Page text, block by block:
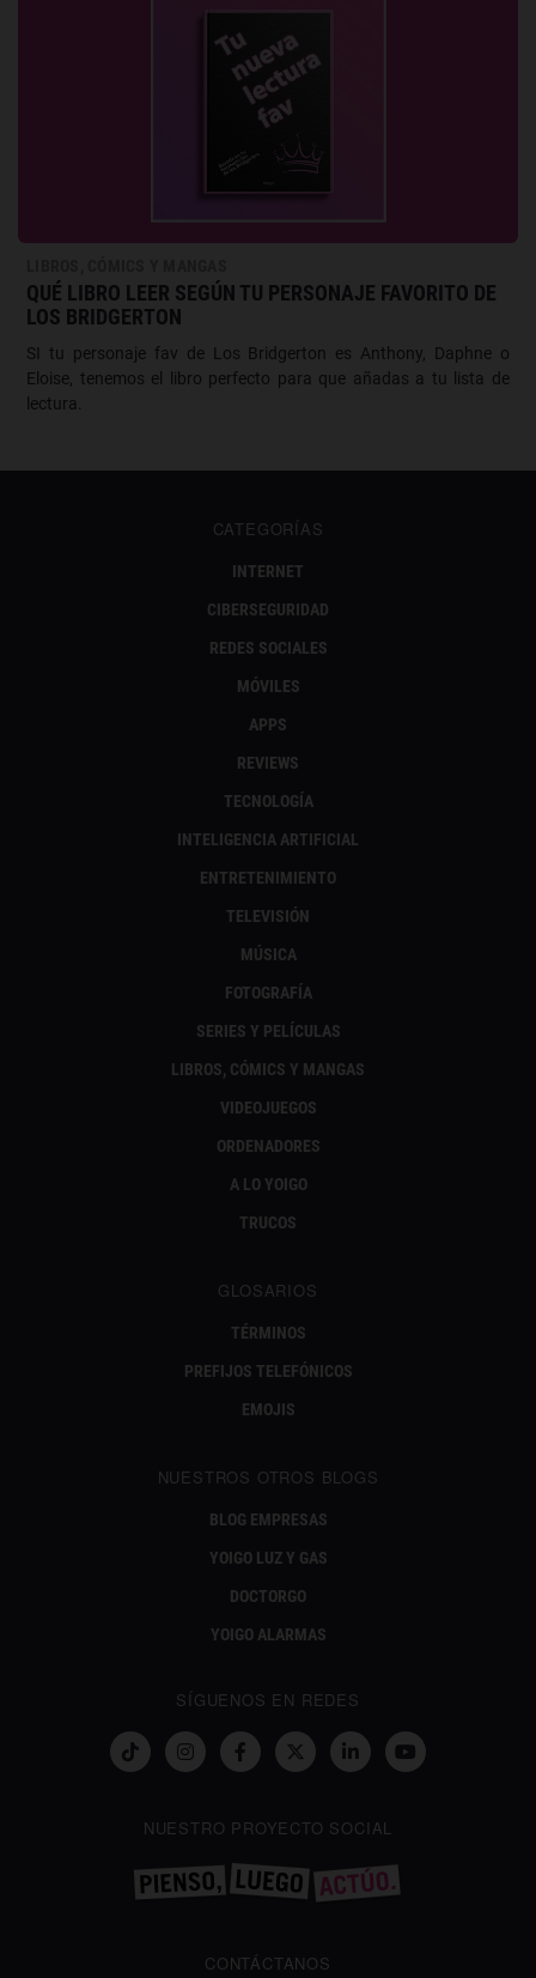
QUÉ LIBRO LEER SEGÚN TU PERSONAJE FAVORITO DE
LOS BRIDGERTON
SI tu personaje fav de Los Bridgerton es Anthony, Daphne o
Eloise, tenemos el libro perfecto para que añadas a tu lista de
lectura.
CATEGORÍAS
INTERNET
CIBERSEGURIDAD
REDES SOCIALES
MÓVILES
APPS
REVIEWS
TECNOLOGÍA
INTELIGENCIA ARTIFICIAL
ENTRETENIMIENTO
TELEVISIÓN
MÚSICA
FOTOGRAFÍA
SERIES Y PELÍCULAS
LIBROS, CÓMICS Y MANGAS
VIDEOJUEGOS
ORDENADORES
A LO YOIGO
TRUCOS
GLOSARIOS
TÉRMINOS
PREFIJOS TELEFÓNICOS
EMOJIS
NUESTROS OTROS BLOGS
BLOG EMPRESAS
YOIGO LUZ Y GAS
DOCTORGO
YOIGO ALARMAS
SÍGUENOS EN REDES
NUESTRO PROYECTO SOCIAL
CONTÁCTANOS